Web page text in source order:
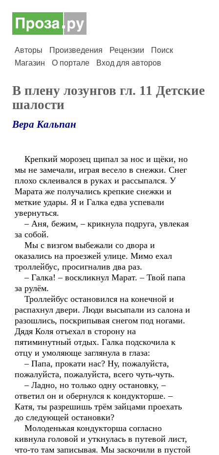
Авторы Произведения Рецензии
Поиск
Магазин
О портале Вход для авторов
В плену лозунгов гл. 11 Детские
шалости
Вера Кальпан
Крепкий морозец щипал за нос и щёки, но
мы не замечали, играя весело в снежки. Снег
плохо склеивался в руках и рассыпался. У
Марата же получались крепкие снежки и
меткие удары. Я и Галка едва успевали
увернуться.
– Аня, бежим, – крикнула подруга, увлекая
за собой.
Мы с визгом выбежали со двора и
оказались на проезжей улице. Мимо ехал
троллейбус, просигналив два раз.
– Галка! – воскликнул Марат. – Твой папа
за рулём.
Троллейбус остановился на конечной и
распахнул двери. Люди высыпали из салона и
разошлись, поскрипывая снегом под ногами.
Дядя Коля отъехал в сторону на
пятиминутный отдых. Галка подскочила к
отцу и умоляюще заглянула в глаза:
– Папа, прокати нас? Ну, пожалуйста,
пожалуйста, пожалуйста, всего чуть-чуть.
– Ладно, но только одну остановку, –
ответил он и обернулся к кондукторше. –
Катя, ты разрешишь трём зайцами проехать
до следующей остановки?
Молоденькая кондукторша согласно
кивнула головой и уткнулась в путевой лист,
что-то там записывая. Мы заскочили в пустой